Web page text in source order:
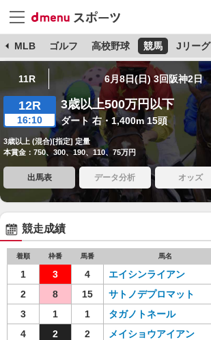
MLB ゴルフ 高校野球 競馬 Jリーグ
11R 6月8日(日) 3回阪神2日
12R
16:10
3歳以上500万円以下
ダート 右・1,400m 15頭
3歳以上 (混合)[指定] 定量
本賞金：750、300、190、110、75万円
出馬表 データ分析 オッズ
競走成績
着順 枠番 馬番 馬名
1 3 4 エイシンライアン
2
8 15 サトノデプロマット
3
1 1 タガノトネール
4
2 2 メイショウアイアン